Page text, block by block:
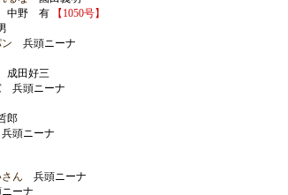
中野 有【1050号】
兵頭ニーナ
田好三
兵頭ニーナ
郎
頭ニーナ
ん 兵頭ニーナ
ーナ